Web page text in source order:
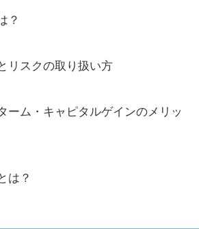
？
リスクの取り扱い方
ーム・キャピタルゲインのメリッ
は？